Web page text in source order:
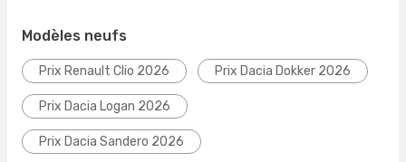
Modèles neufs
Prix Renault Clio 2026 Prix Dacia Dokker 2026
Prix Dacia Logan 2026
Prix Dacia Sandero 2026